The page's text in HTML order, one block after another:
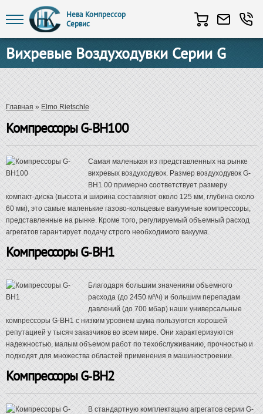
Нева Компрессор
Сервис
Вихревые Воздуходувки Серии G
Вы здесь
Главная»Elmo Rietschle
Компрессоры G-BH100
Самая маленькая из представленных на рынке
вихревых воздуходувок. Размер воздуходувок G-
BH1 00 примерно соответствует размеру
компакт-диска (высота и ширина составляют около 125 мм, глубина около
60 мм), это самые маленькие газово-кольцевые вакуумные компрессоры,
представленные на рынке. Кроме того, регулируемый объемный расход
агрегатов гарантирует подачу строго необходимого вакуума.
Компрессоры G-BH1
Благодаря большим значениям объемного
расхода (до 2450 м³/ч) и большим перепадам
давлений (до 700 мбар) наши универсальные
компрессоры G-BH1 с низким уровнем шума пользуются хорошей
репутацией у тысяч заказчиков во всем мире. Они характеризуются
надежностью, малым объемом работ по техобслуживанию, прочностью и
подходят для множества областей применения в машиностроении.
Компрессоры G-BH2
В стандартную комплектацию агрегатов серии G-